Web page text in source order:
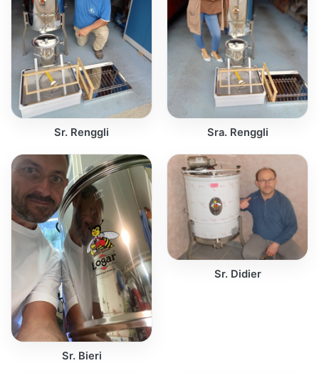
Sr. Renggli Sra. Renggli
Sr. Bieri
Sr. Didier